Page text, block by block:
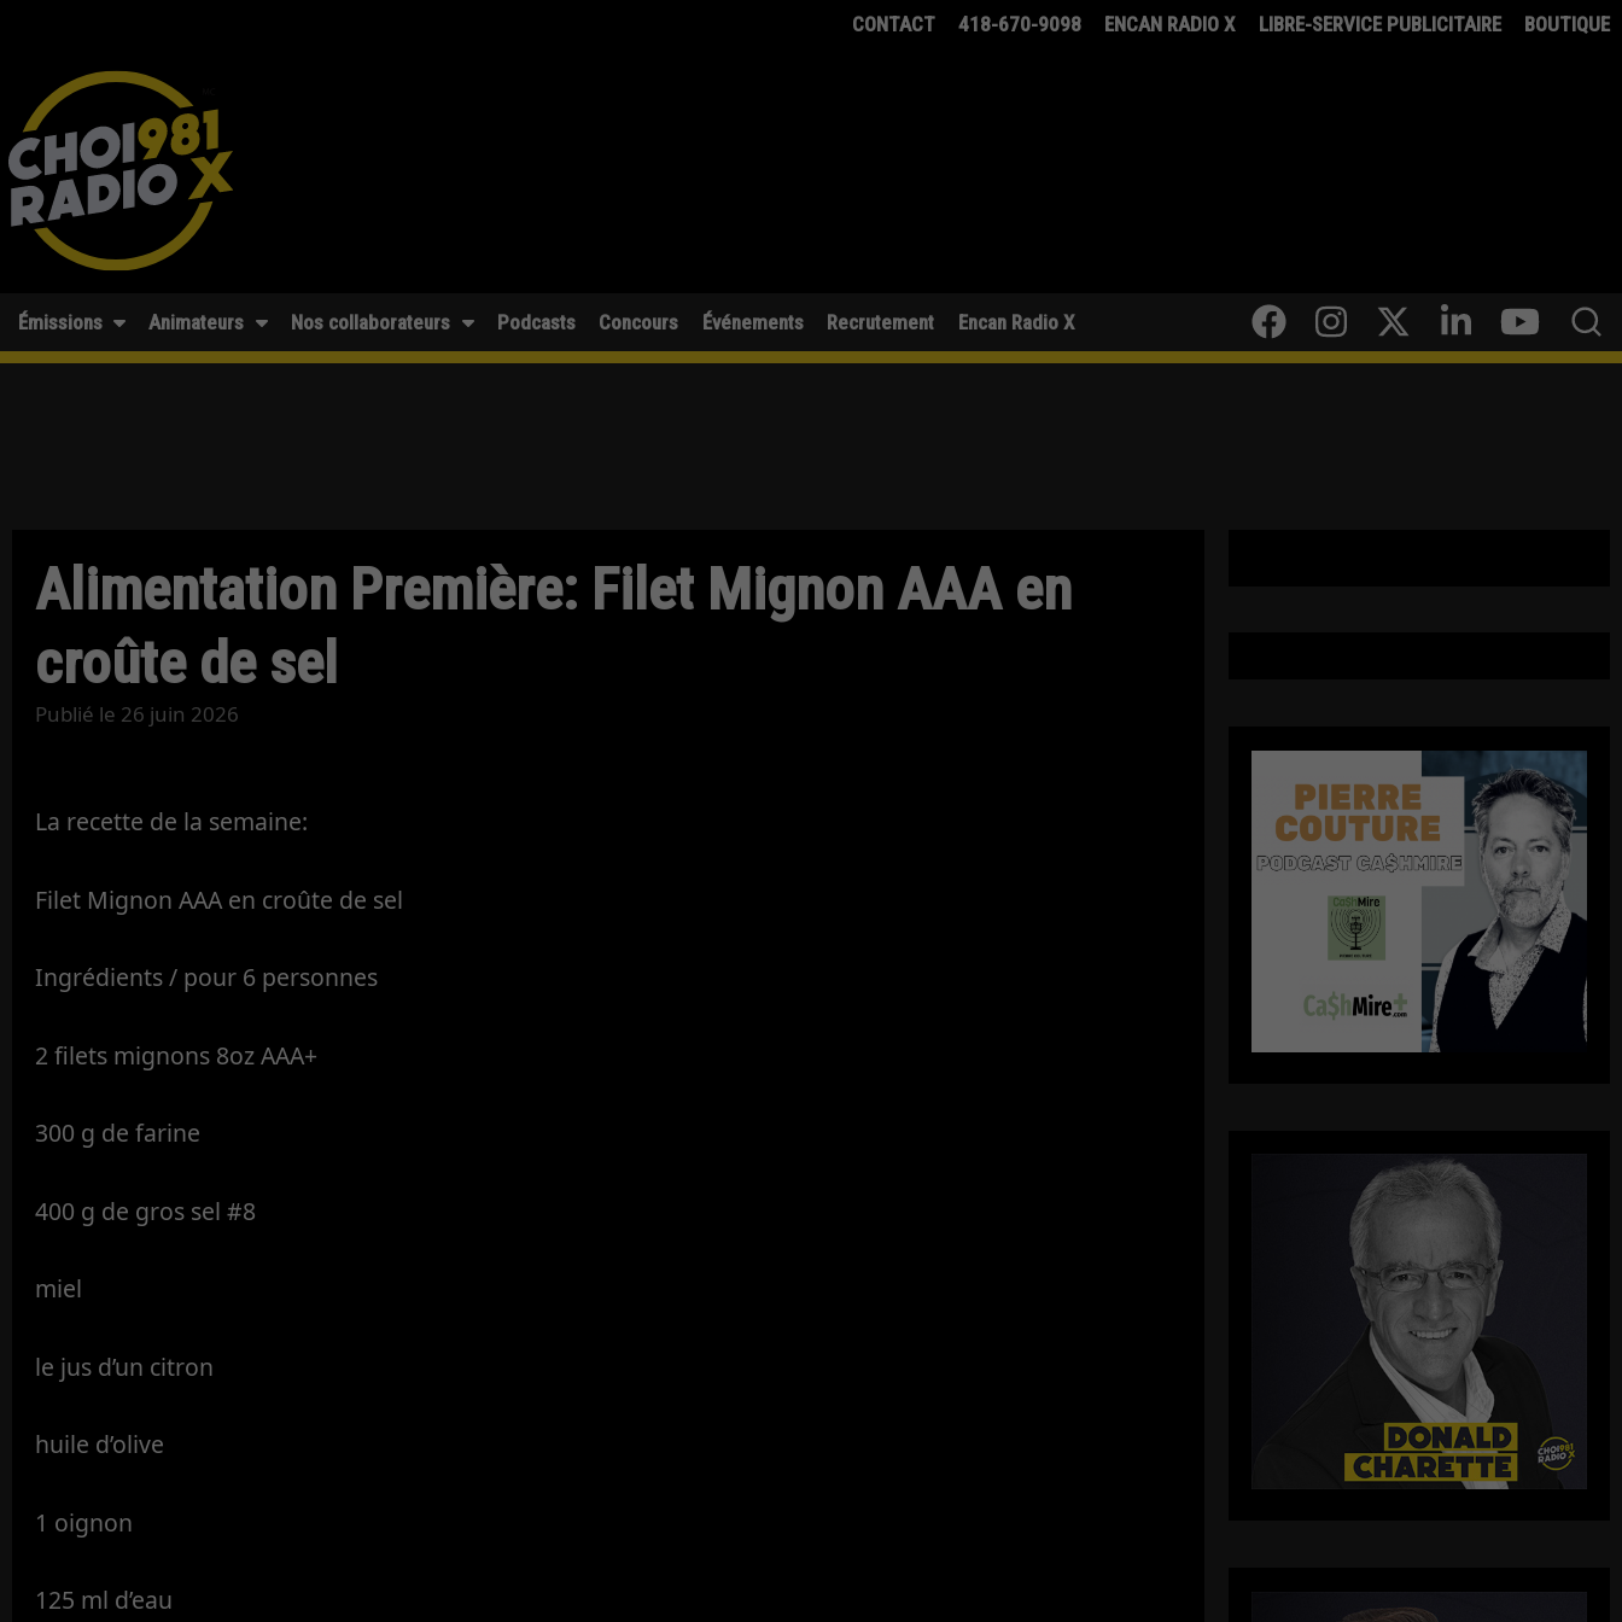
CONTACT 418-670-9098 ENCAN RADIO X LIBRE-SERVICE PUBLICITAIRE BOUTIQUE
Émissions Animateurs Nos collaborateurs Podcasts Concours Événements Recrutement Encan Radio X
Alimentation Première: Filet Mignon AAA en
croûte de sel
Publié le 26 juin 2026
La recette de la semaine:
Filet Mignon AAA en croûte de sel
Ingrédients / pour 6 personnes
2 filets mignons 8oz AAA+
300 g de farine
400 g de gros sel #8
miel
le jus d’un citron
huile d’olive
1 oignon
125 ml d’eau